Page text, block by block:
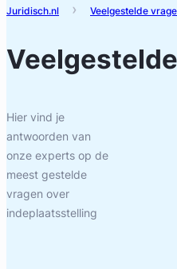
Juridisch.nl Veelgestelde
Hier vind je
antwoorden van
onze experts op de
meest gestelde
vragen over
indeplaatsstelling